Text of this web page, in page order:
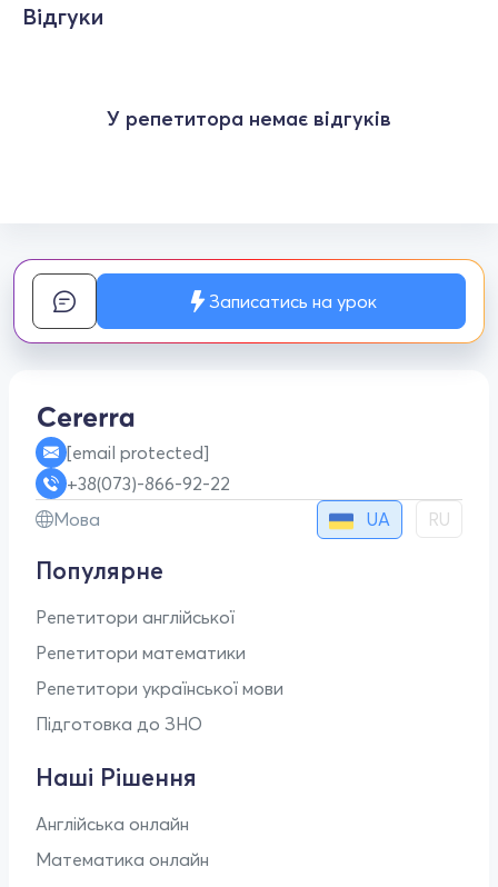
Відгуки
У репетитора немає відгуків
Записатись на урок
[email protected]
+38(073)-866-92-22
Мова
UA RU
Популярне
Репетитори англійської
Репетитори математики
Репетитори української мови
Підготовка до ЗНО
Наші Рішення
Англійська онлайн
Математика онлайн